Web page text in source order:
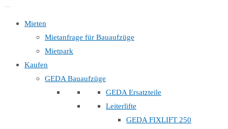
Mieten
Mietanfrage für Bauaufzüge
Mietpark
Kaufen
GEDA Bauaufzüge
GEDA Ersatzteile
Leiterlifte
GEDA FIXLIFT 250